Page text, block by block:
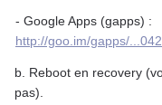
- Google Apps (gapps) :
http://goo.im/gapps/
b. Reboot en recovery
pas).